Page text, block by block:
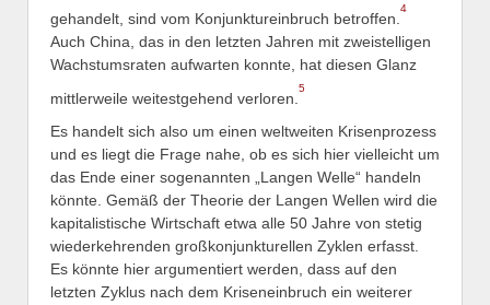
gehandelt, sind vom Konjunktureinbruch betroffen.
4
Auch China, das in den letzten Jahren mit zweistelligen
Wachstumsraten aufwarten konnte, hat diesen Glanz
mittlerweile weitestgehend verloren.
5
Es handelt sich also um einen weltweiten Krisenprozess
und es liegt die Frage nahe, ob es sich hier vielleicht um
das Ende einer sogenannten „Langen Welle“ handeln
könnte. Gemäß der Theorie der Langen Wellen wird die
kapitalistische Wirtschaft etwa alle 50 Jahre von stetig
wiederkehrenden großkonjunkturellen Zyklen erfasst.
Es könnte hier argumentiert werden, dass auf den
letzten Zyklus nach dem Kriseneinbruch ein weiterer